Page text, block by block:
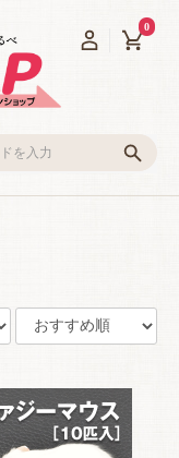
0